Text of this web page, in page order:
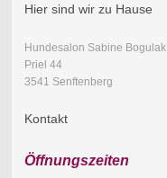
Hier sind wir zu Hause
Hundesalon Sabine Bogulak
Priel 44
3541 Senftenberg
Kontakt
Öffnungszeiten